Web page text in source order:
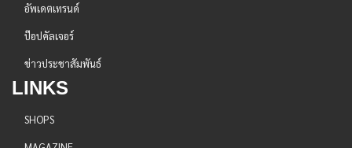
อัพเดตเทรนด์
ป๊อปคัลเจอร์
ข่าวประชาสัมพันธ์
LINKS
SHOPS